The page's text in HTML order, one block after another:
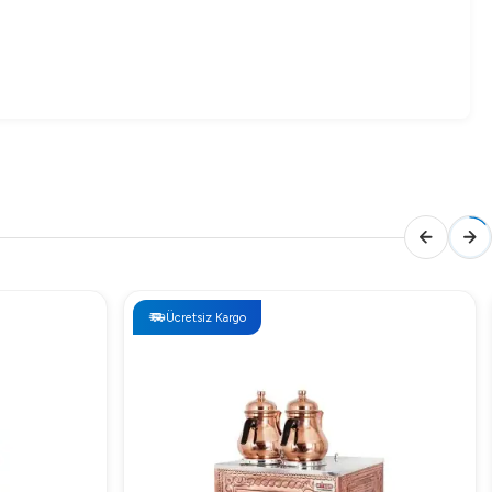
sistemi sayesinde enerji tasarrufu sağlarken, R452A
Ücretsiz Kargo